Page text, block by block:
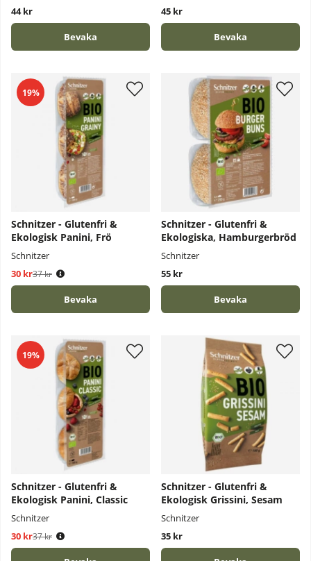
44 kr
Bevaka
45 kr
Bevaka
19%
Schnitzer - Glutenfri &
Ekologisk Panini, Frö
Schnitzer
30 kr
Ordinarie pris:
37 kr
Bevaka
Schnitzer - Glutenfri &
Ekologiska, Hamburgerbröd
Schnitzer
55 kr
Bevaka
19%
Schnitzer - Glutenfri &
Ekologisk Panini, Classic
Schnitzer
30 kr
Ordinarie pris:
37 kr
Schnitzer - Glutenfri &
Ekologisk Grissini, Sesam
Schnitzer
35 kr